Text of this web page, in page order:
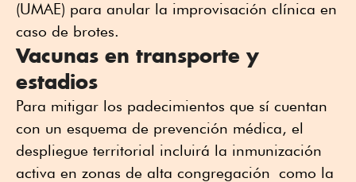
(UMAE) para anular la improvisación clínica en
caso de brotes.
Vacunas en transporte y
estadios
Para mitigar los padecimientos que sí cuentan
con un esquema de prevención médica, el
despliegue territorial incluirá la inmunización
activa en zonas de alta congregación como la